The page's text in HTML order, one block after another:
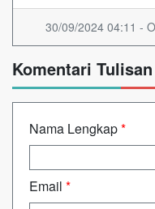
30/09/2024 04:11 -
Komentari
Nama Lengkap*
Email *